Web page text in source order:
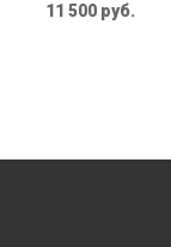
11 500 руб.